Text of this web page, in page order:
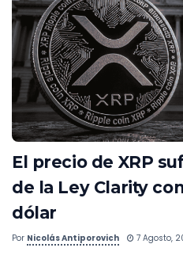
El precio de XRP
de la Ley Clarity
dólar
Por Nicolás Antiporovich 7 Agosto,